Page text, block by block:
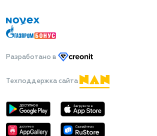
Разработано в
Техподдержка сайта